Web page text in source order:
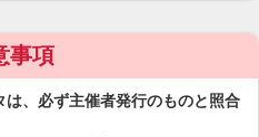
事項
、必ず主催者発行のものと照合